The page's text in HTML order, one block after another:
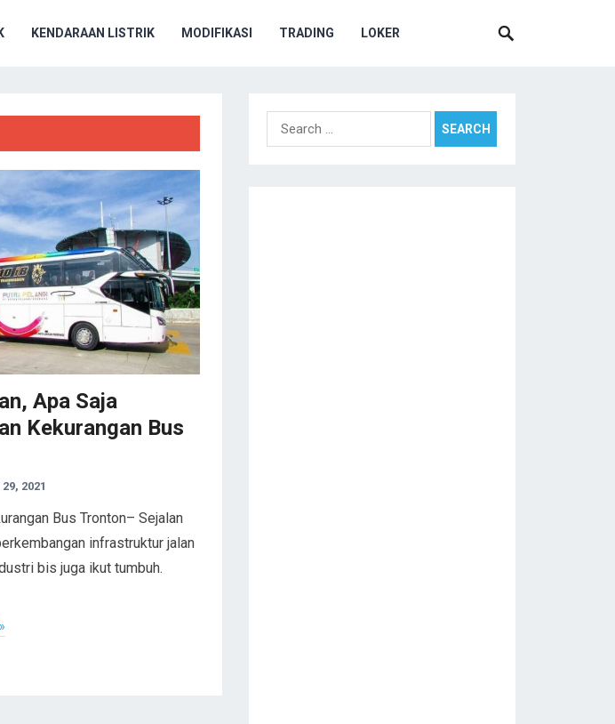
KENDARAAN LISTRIK MODIFIKASI TRADING LOKER
Apa Saja
Kekurangan Bus
2021
Bus Tronton– Sejalan
infrastruktur jalan
bis juga ikut tumbuh.
Search
for: